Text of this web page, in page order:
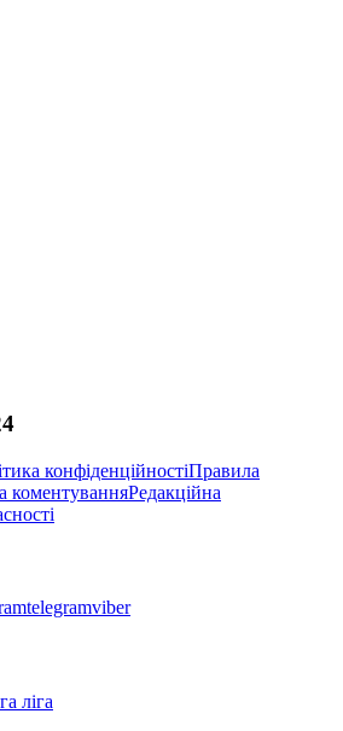
конфіденційностіПравила
коментуванняРедакційна
telegramviber
ліга